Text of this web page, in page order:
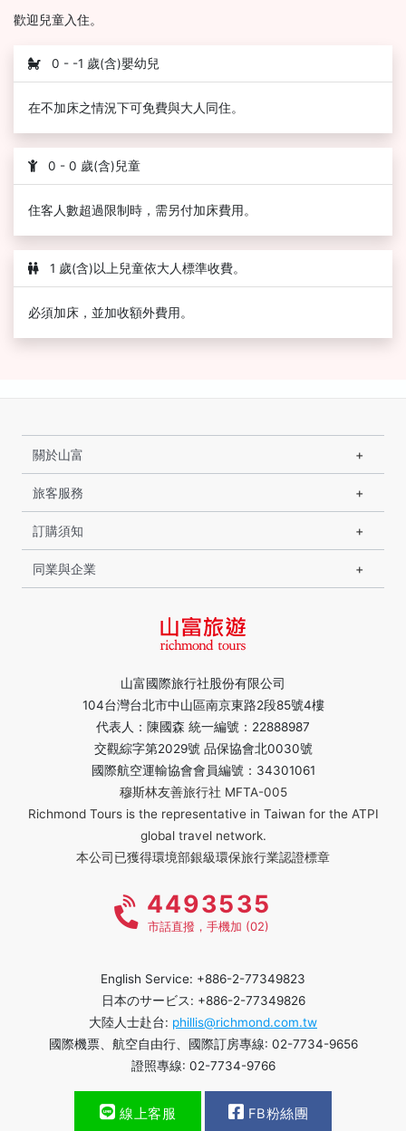
歡迎兒童入住。
0 - -1 歲(含)嬰幼兒
在不加床之情況下可免費與大人同住。
0 - 0 歲(含)兒童
住客人數超過限制時，需另付加床費用。
1 歲(含)以上兒童依大人標準收費。
必須加床，並加收額外費用。
山富國際旅行社股份有限公司
104台灣台北市中山區南京東路2段85號4樓
代表人：陳國森 統一編號：22888987
交觀綜字第2029號 品保協會北0030號
國際航空運輸協會會員編號：34301061
穆斯林友善旅行社 MFTA-005
Richmond Tours is the representative in Taiwan for the ATPI
global travel network.
本公司已獲得環境部銀級環保旅行業認證標章
關於山富
旅客服務
訂購須知
同業與企業
4493535
市話直撥，手機加 (02)
English Service: +886-2-77349823
日本のサービス: +886-2-77349826
大陸人士赴台: phillis@richmond.com.tw
國際機票、航空自由行、國際訂房專線: 02-7734-9656
證照專線: 02-7734-9766
線上客服 FB粉絲團